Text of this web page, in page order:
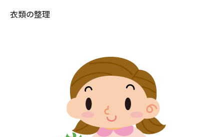
衣類の整理